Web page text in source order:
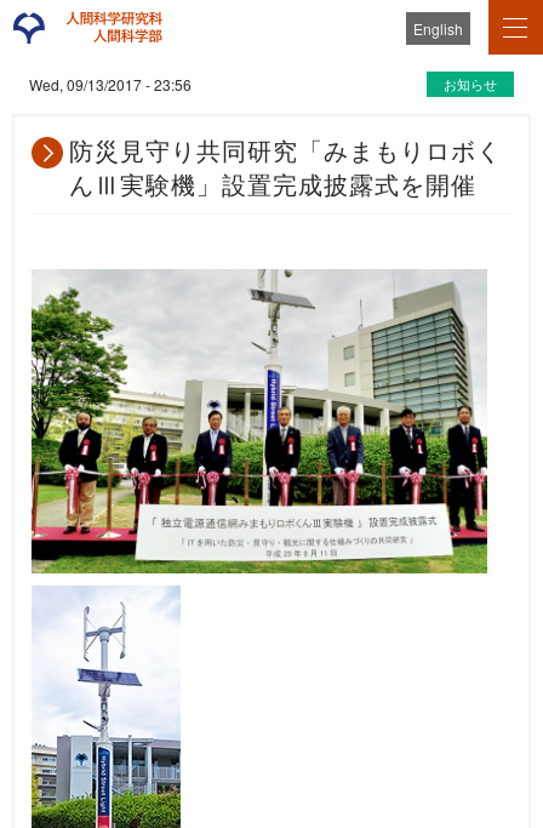
English
Wed, 09/13/2017 - 23:56 お知らせ
防災見守り共同研究「みまもりロボく
んⅢ実験機」設置完成披露式を開催